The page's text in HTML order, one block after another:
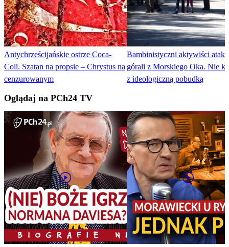
Antychrześcijańskie ostrze Coca-
Coli. Szatan na propsie – Chrystus na
cenzurowanym
Bambinistyczni aktywiści
górali z Morskiego Oka. Nie
z ideologiczną pobudką
Oglądaj na PCh24 TV